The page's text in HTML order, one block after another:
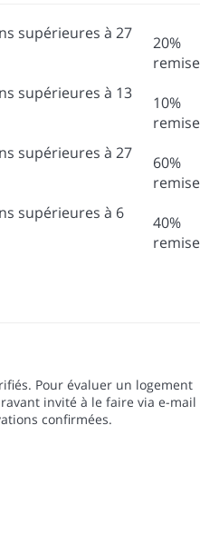
supérieures à 27
20%
remise
supérieures à 13
10%
remise
supérieures à 27
60%
remise
supérieures à 6
40%
remise
Pour évaluer un logement
invité à le faire via e-mail
confirmées.